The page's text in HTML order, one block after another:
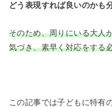
どう表現すれば良いのかも
そのため、周りにいる大人
気づき、素早く対応をする
この記事では子どもに特有